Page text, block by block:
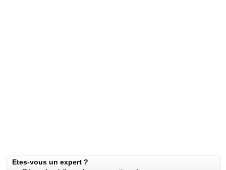
Etes-vous un expert ?